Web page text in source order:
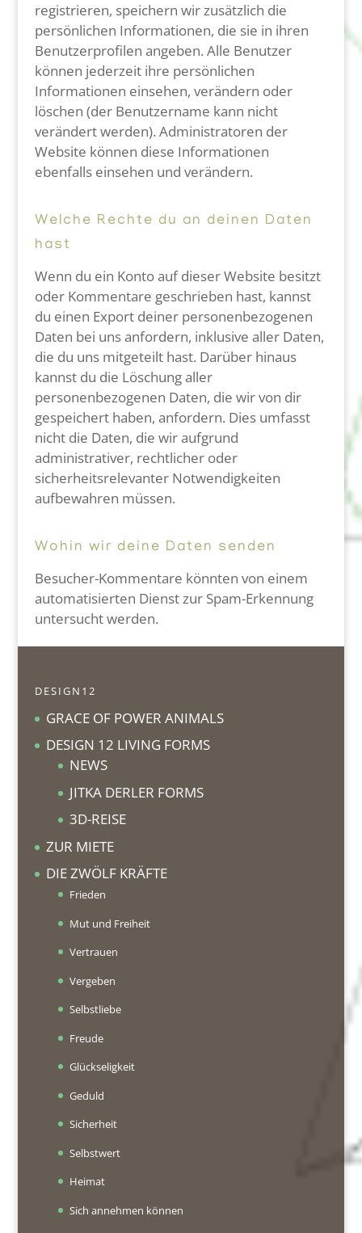
registrieren, speichern wir zusätzlich die
persönlichen Informationen, die sie in ihren
Benutzerprofilen angeben. Alle Benutzer
können jederzeit ihre persönlichen
Informationen einsehen, verändern oder
löschen (der Benutzername kann nicht
verändert werden). Administratoren der
Website können diese Informationen
ebenfalls einsehen und verändern.
Welche Rechte du an deinen Daten
hast
Wenn du ein Konto auf dieser Website besitzt
oder Kommentare geschrieben hast, kannst
du einen Export deiner personenbezogenen
Daten bei uns anfordern, inklusive aller Daten,
die du uns mitgeteilt hast. Darüber hinaus
kannst du die Löschung aller
personenbezogenen Daten, die wir von dir
gespeichert haben, anfordern. Dies umfasst
nicht die Daten, die wir aufgrund
administrativer, rechtlicher oder
sicherheitsrelevanter Notwendigkeiten
aufbewahren müssen.
Wohin wir deine Daten senden
Besucher-Kommentare könnten von einem
automatisierten Dienst zur Spam-Erkennung
untersucht werden.
DESIGN12
GRACE OF POWER ANIMALS
DESIGN 12 LIVING FORMS
NEWS
JITKA DERLER FORMS
3D-REISE
ZUR MIETE
DIE ZWÖLF KRÄFTE
Frieden
Mut und Freiheit
Vertrauen
Vergeben
Selbstliebe
Freude
Glückseligkeit
Geduld
Sicherheit
Selbstwert
Heimat
Sich annehmen können